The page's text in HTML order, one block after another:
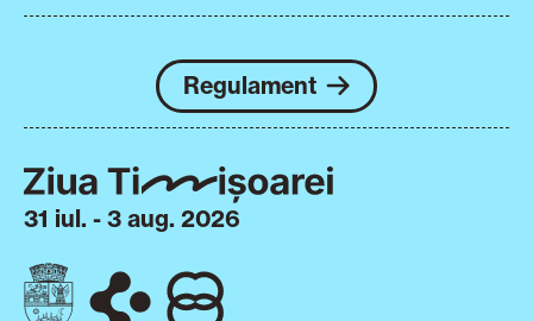
Regulament
31 iul. - 3 aug. 2026